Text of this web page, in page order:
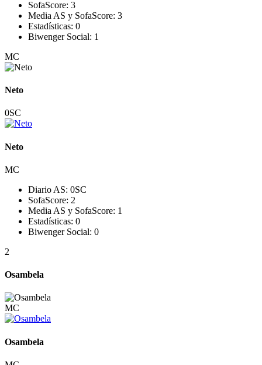
SofaScore: 3
Media AS y SofaScore: 3
Estadísticas: 0
Biwenger Social: 1
MC
Neto
0SC
Neto
MC
Diario AS: 0SC
SofaScore: 2
Media AS y SofaScore: 1
Estadísticas: 0
Biwenger Social: 0
2
Osambela
MC
Osambela